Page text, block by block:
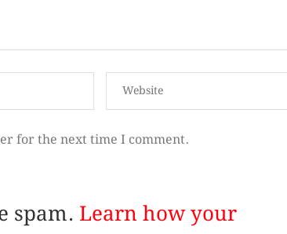
for the next time I comment.
spam. Learn how your